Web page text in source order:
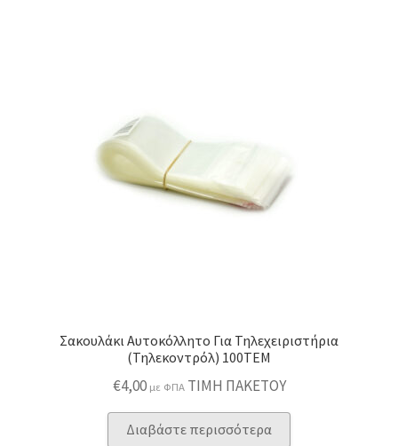
Σακουλάκι Αυτοκόλλητο Για Τηλεχειριστήρια
(Τηλεκοντρόλ) 100ΤΕΜ
€4,00 με ΦΠΑ ΤΙΜΗ ΠΑΚΕΤΟΥ
Διαβάστε περισσότερα